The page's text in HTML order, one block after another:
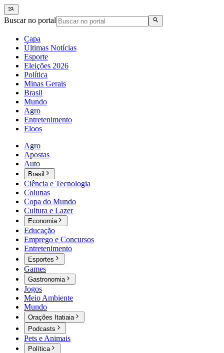
Buscar no portal
Capa
Últimas Notícias
Esporte
Eleições 2026
Política
Minas Gerais
Brasil
Mundo
Agro
Entretenimento
Eloos
Agro
Apostas
Auto
Brasil
Ciência e Tecnologia
Colunas
Copa do Mundo
Cultura e Lazer
Economia
Educação
Emprego e Concursos
Entretenimento
Esportes
Games
Gastronomia
Jogos
Meio Ambiente
Mundo
Orações Itatiaia
Podcasts
Pets e Animais
Política